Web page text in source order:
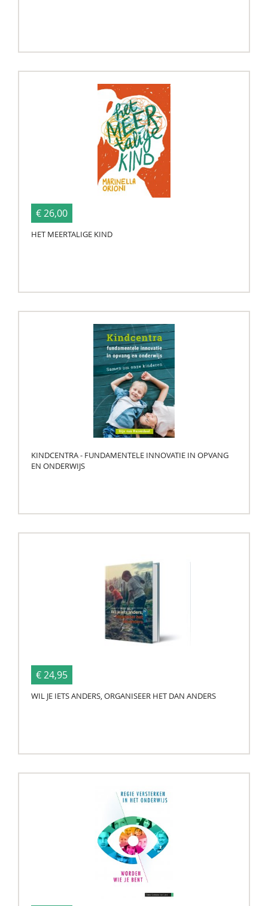
€ 26,00
HET MEERTALIGE KIND
KINDCENTRA - FUNDAMENTELE INNOVATIE IN OPVANG
EN ONDERWIJS
€ 24,95
WIL JE IETS ANDERS, ORGANISEER HET DAN ANDERS